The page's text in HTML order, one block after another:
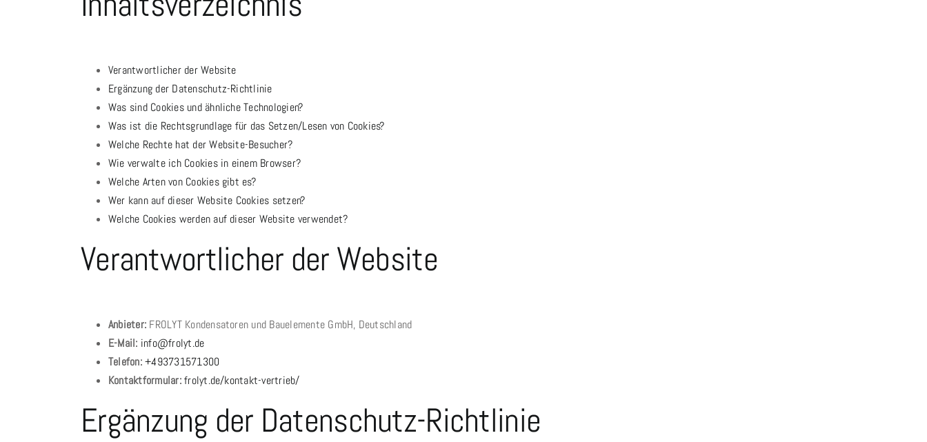
Verantwortlicher der Website
Ergänzung der Datenschutz-Richtlinie
Was sind Cookies und ähnliche Technologien?
Was ist die Rechtsgrundlage für das Setzen/Lesen von Cookies?
Welche Rechte hat der Website-Besucher?
Wie verwalte ich Cookies in einem Browser?
Welche Arten von Cookies gibt es?
Wer kann auf dieser Website Cookies setzen?
Welche Cookies werden auf dieser Website verwendet?
Verantwortlicher der Website
Anbieter: FROLYT Kondensatoren und Bauelemente GmbH, Deutschland
E-Mail: info@frolyt.de
Telefon:+493731571300
Kontaktformular:frolyt.de/kontakt-vertrieb/
Ergänzung der Datenschutz-Richtlinie